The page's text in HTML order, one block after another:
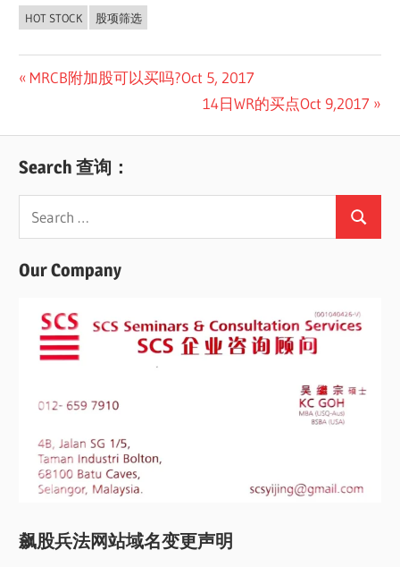
HOT STOCK 股项筛选
Post
Previous
MRCB附加股可以买吗?Oct 5, 2017
Next
14日WR的买点Oct 9,2017
Search 查询：
Search
for:
Search
Our Company
飙股兵法网站域名变更声明